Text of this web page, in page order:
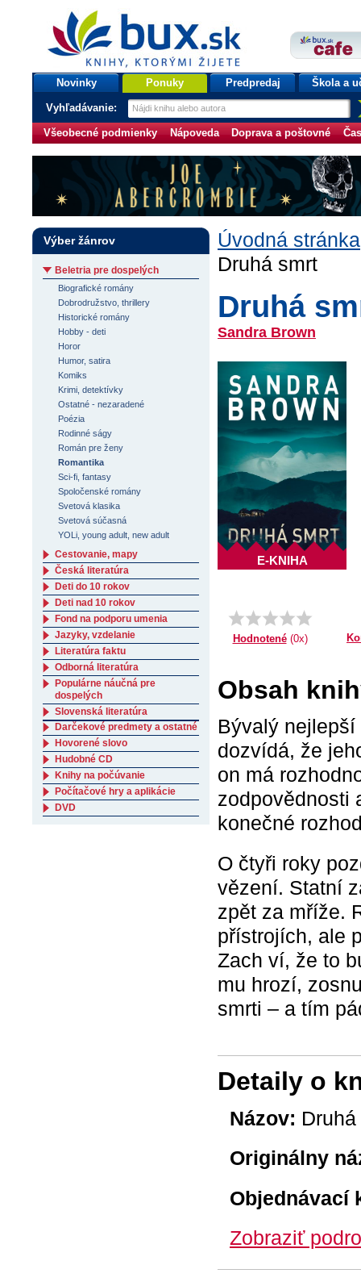
bux.sk
knihy, ktorými žijete
Úvodná stránka
Novinky Ponuky Predpredaj Škola a
Vyhľadávanie:
Všeobecné podmienky Nápoveda Doprava a poštovné
Úvodná stránka
Druhá smrt
Druhá
Sandra Brown
E-KNIHA
Hodnotené(0x)
Obsah
Bývalý
dozvídá, že
on má
zodpovědnosti
konečné
O čtyři roky
vězení. Statní
zpět za mříže.
přístrojích, ale
Zach ví, že to
mu hrozí,
smrti – a tím
Detaily o
Názov:
Originálny
Objednávací
Zobraziť
Výber žánrov
Beletria pre dospelých
Biografické romány
Dobrodružstvo, thrillery
Historické romány
Hobby - deti
Horor
Humor, satira
Komiks
Krimi, detektívky
Ostatné - nezaradené
Poézia
Rodinné ságy
Román pre ženy
Romantika
Sci-fi, fantasy
Spoločenské romány
Svetová klasika
Svetová súčasná
YOLi, young adult, new adult
Cestovanie, mapy
Česká literatúra
Deti do 10 rokov
Deti nad 10 rokov
Fond na podporu umenia
Jazyky, vzdelanie
Literatúra faktu
Odborná literatúra
Populárne náučná pre
dospelých
Slovenská literatúra
Darčekové predmety a ostatné
Hovorené slovo
Hudobné CD
Knihy na počúvanie
Počítačové hry a aplikácie
DVD